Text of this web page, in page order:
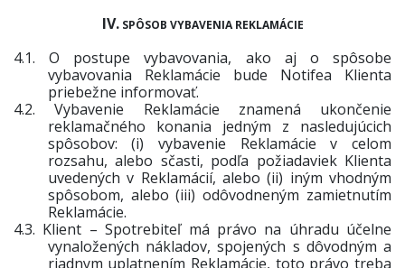
IV. SPÔSOB VYBAVENIA REKLAMÁCIE
4.1.O postupe vybavovania, ako aj o spôsobe
vybavovania Reklamácie bude Notifea Klienta
priebežne informovať.
4.2.Vybavenie Reklamácie znamená ukončenie
reklamačného konania jedným z nasledujúcich
spôsobov: (i) vybavenie Reklamácie v celom
rozsahu, alebo sčasti, podľa požiadaviek Klienta
uvedených v Reklamácií, alebo (ii) iným vhodným
spôsobom, alebo (iii) odôvodneným zamietnutím
Reklamácie.
4.3. Klient – Spotrebiteľ má právo na úhradu účelne
vynaložených nákladov, spojených s dôvodným a
riadnym uplatnením Reklamácie, toto právo treba